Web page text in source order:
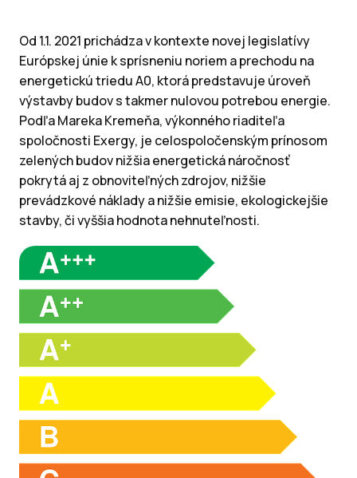
Od 1.1. 2021 prichádza v kontexte novej legislatívy
Európskej únie k sprísneniu noriem a prechodu na
energetickú triedu A0, ktorá predstavuje úroveň
výstavby budov s takmer nulovou potrebou energie.
Podľa Mareka Kremeňa, výkonného riaditeľa
spoločnosti Exergy, je celospoločenským prínosom
zelených budov nižšia energetická náročnosť
pokrytá aj z obnoviteľných zdrojov, nižšie
prevádzkové náklady a nižšie emisie, ekologickejšie
stavby, či vyššia hodnota nehnuteľnosti.